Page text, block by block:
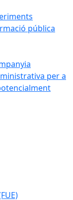
pública
per a